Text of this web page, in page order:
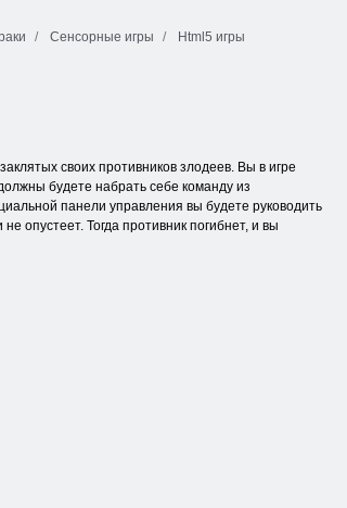
Сенсорные игры
Html5 игры
своих противников злодеев. Вы в игре
будете набрать себе команду из
панели управления вы будете руководить
опустеет. Тогда противник погибнет, и вы